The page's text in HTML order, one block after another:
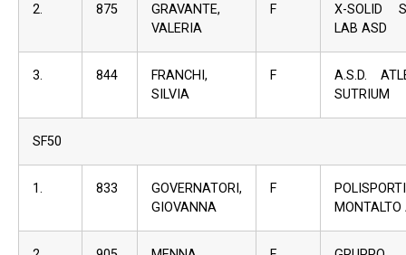
2. 875
GRAVANTE,
VALERIA
F
X-SOLID
LAB ASD
3. 844
FRANCHI,
SILVIA
F
A.S.D.
SUTRIUM
SF50
1. 833
GOVERNATORI,
GIOVANNA
F
MONTALTO